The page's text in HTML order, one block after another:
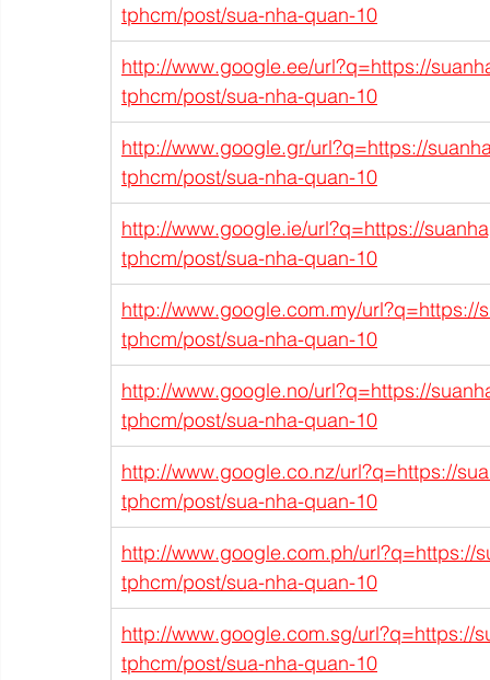
tphcm/post/sua-nha-quan-10
http://www.google.ee/url?q=https://
tphcm/post/sua-nha-quan-10
http://www.google.gr/url?q=https://
tphcm/post/sua-nha-quan-10
http://www.google.ie/url?q=https://
tphcm/post/sua-nha-quan-10
http://www.google.com.my/
tphcm/post/sua-nha-quan-10
http://www.google.no/url?q=https://
tphcm/post/sua-nha-quan-10
http://www.google.co.nz/url?q=https://
tphcm/post/sua-nha-quan-10
http://www.google.com.ph/url?q=https://
tphcm/post/sua-nha-quan-10
http://www.google.com.sg/url?q=https://
tphcm/post/sua-nha-quan-10